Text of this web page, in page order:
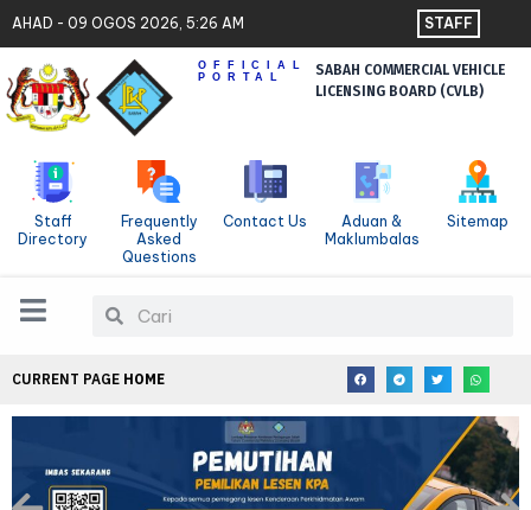
Contact Us
Sitemap
Skip
to
content
AHAD - 09 OGOS 2026, 5:26 AM STAFF
OFFICIAL
PORTAL
SABAH COMMERCIAL VEHICLE
LICENSING BOARD (CVLB)
Staff
Directory
Frequently
Asked
Questions
Contact Us
Aduan &
Maklumbalas
Sitemap
SearchSearch
CURRENT PAGE HOME